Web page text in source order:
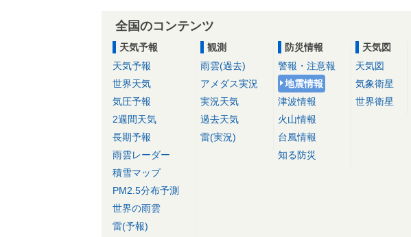
全国のコンテンツ
天気予報
天気予報
世界天気
気圧予報
2週間天気
長期予報
雨雲レーダー
積雪マップ
PM2.5分布予測
世界の雨雲
雷(予報)
観測
雨雲(過去)
アメダス実況
実況天気
過去天気
雷(実況)
防災情報
警報・注意報
地震情報
津波情報
火山情報
台風情報
知る防災
天気図
天気図
気象衛星
世界衛星